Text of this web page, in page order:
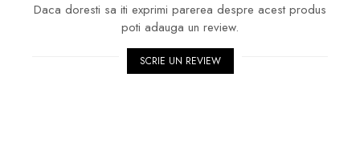
Daca doresti sa iti exprimi parerea despre acest produs
poti adauga un review.
SCRIE UN REVIEW